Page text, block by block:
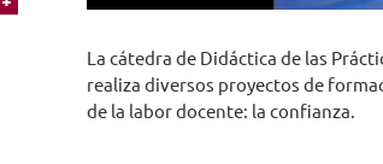
La cátedra de Didáctica de las
realiza diversos proyectos de
de la labor docente: la confianza.